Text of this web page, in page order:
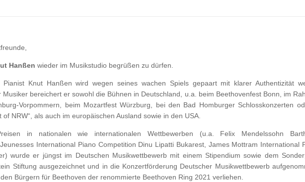
Hanßen wieder im Musikstudio begrüßen zu dürfen.
Knut Hanßen wird wegen seines wachen Spiels gepaart mit klarer Authentizität
Musiker bereichert er sowohl die Bühnen in Deutschland, u.a. beim Beethovenfest Bonn, im
Vorpommern, beim Mozartfest Würzburg, bei den Bad Homburger Schlosskonzerten
of NRW“, als auch im europäischen Ausland sowie in den USA.
in nationalen wie internationalen Wettbewerben (u.a. Felix Mendelssohn
International Piano Competition Dinu Lipatti Bukarest, James Mottram International
wurde er jüngst im Deutschen Musikwettbewerb mit einem Stipendium sowie dem
Stiftung ausgezeichnet und in die Konzertförderung Deutscher Musikwettbewerb
Bürgern für Beethoven der renommierte Beethoven Ring 2021 verliehen.